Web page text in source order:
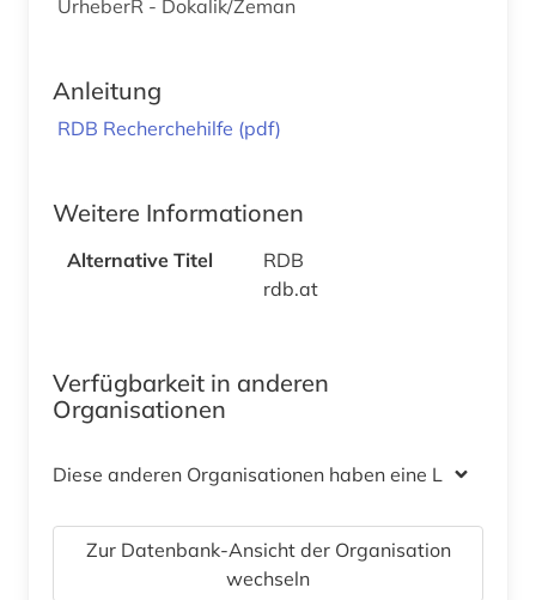
UrheberR - Dokalik/Zeman
Anleitung
RDB Recherchehilfe (pdf)
Weitere Informationen
Alternative Titel
RDB
rdb.at
Verfügbarkeit in anderen
Organisationen
Diese anderen Organisationen haben eine Lizenz
Zur Datenbank-Ansicht der Organisation
wechseln